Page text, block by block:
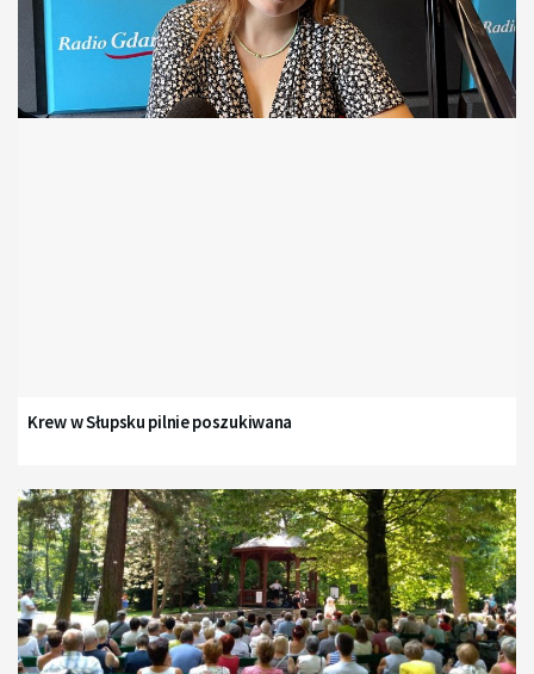
Krew w Słupsku pilnie poszukiwana